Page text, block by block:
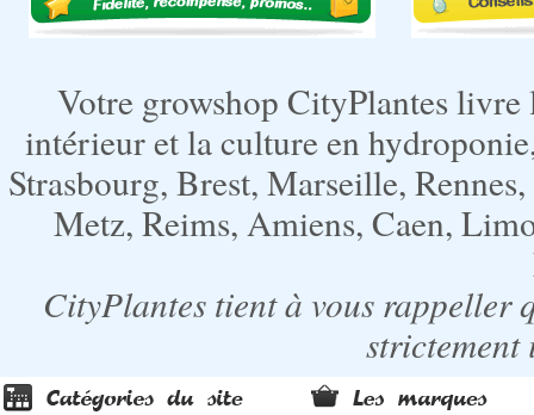
Votre growshop CityPlantes
intérieur et la culture en
Strasbourg, Brest, Marseille,
Metz, Reims, Amiens, Caen,
CityPlantes tient à vous rappeller
strictement